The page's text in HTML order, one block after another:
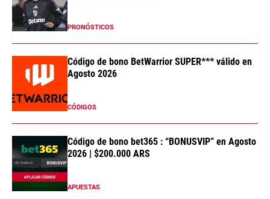
PRONÓSTICOS
Código de bono BetWarrior SUPER*** válido en
Agosto 2026
CÓDIGOS
Código de bono bet365 : “BONUSVIP” en Agosto
2026 | $200.000 ARS
APUESTAS